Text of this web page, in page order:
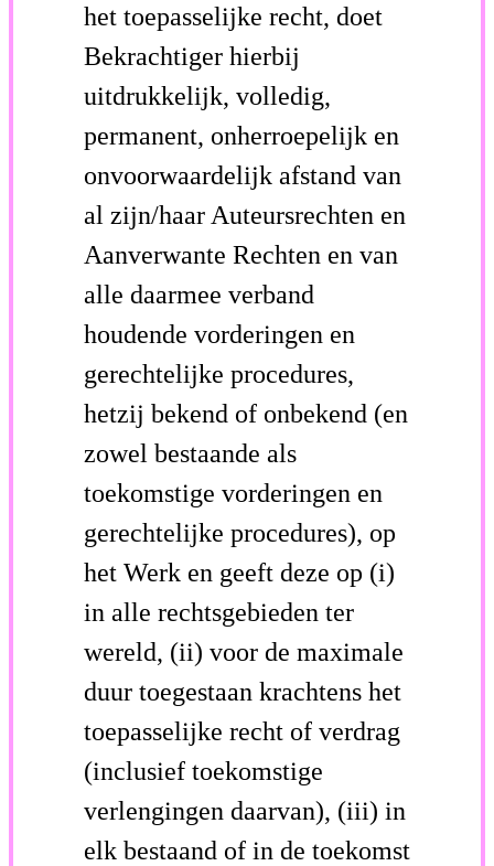
het toepasselijke recht, doet
Bekrachtiger hierbij
uitdrukkelijk, volledig,
permanent, onherroepelijk en
onvoorwaardelijk afstand van
al zijn/haar Auteursrechten en
Aanverwante Rechten en van
alle daarmee verband
houdende vorderingen en
gerechtelijke procedures,
hetzij bekend of onbekend (en
zowel bestaande als
toekomstige vorderingen en
gerechtelijke procedures), op
het Werk en geeft deze op (i)
in alle rechtsgebieden ter
wereld, (ii) voor de maximale
duur toegestaan krachtens het
toepasselijke recht of verdrag
(inclusief toekomstige
verlengingen daarvan), (iii) in
elk bestaand of in de toekomst